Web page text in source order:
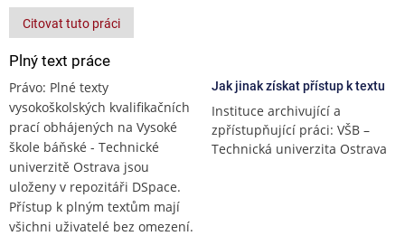
Citovat tuto práci
Plný text práce
Právo: Plné texty
vysokoškolských kvalifikačních
prací obhájených na Vysoké
škole báňské - Technické
univerzitě Ostrava jsou
uloženy v repozitáři DSpace.
Přístup k plným textům mají
všichni uživatelé bez omezení.
Jak jinak získat přístup k textu
Instituce archivující a
zpřístupňující práci: VŠB –
Technická univerzita Ostrava